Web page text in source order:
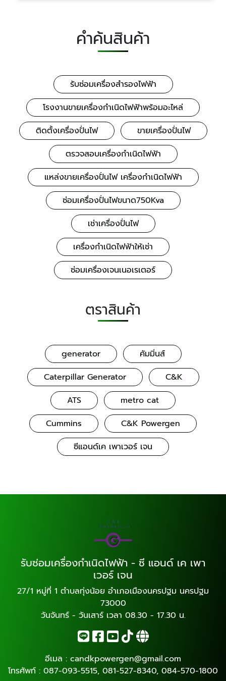
คำค้นสินค้า
รับซ่อมเครื่องสำรองไฟฟ้า
โรงงานขายเครื่องกำเนิดไฟฟ้าพร้อมอะไหล่
ติดตั้งเครื่องปั่นไฟ
ขายเครื่องปั่นไฟ
ตรวจสอบเครื่องกำเนิดไฟฟ้า
แหล่งขายเครื่องปั่นไฟ เครื่องกำเนิดไฟฟ้า
ซ่อมเครื่องปั่นไฟขนาด750Kva
เช่าเครื่องปั่นไฟ
เครื่องกำเนิดไฟฟ้าให้เช่า
ซ่อมเครื่องเจนเนอเรเตอร์
ตราสินค้า
generator
คัมมิ่นส์
Caterpillar Generator
C&K
ATS
metro cat
Cummins
C&K Powergen
ซีแอนด์เค เพาเวอร์ เจน
รับซ่อมเครื่องกำเนิดไฟฟ้า - ซี แอนด์ เค เพา
เวอร์ เจน
27/1 หมู่ที่ 1 ตำบลทุ่งน้อย อำเภอเมืองนครปฐม นครปฐม
73000
วันจันทร์ - วันเสาร์ เวลา 08.30 - 17.30 น.
อีเมล : candkpowergen@gmail.com
โทรศัพท์ : 087-093-5515, 081-527-8340, 084-570-1800